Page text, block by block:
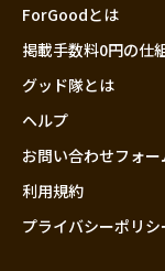
ForGoodとは
掲載手数料0円の仕
グッド隊とは
ヘルプ
お問い合わせフォー
利用規約
プライバシーポリシ